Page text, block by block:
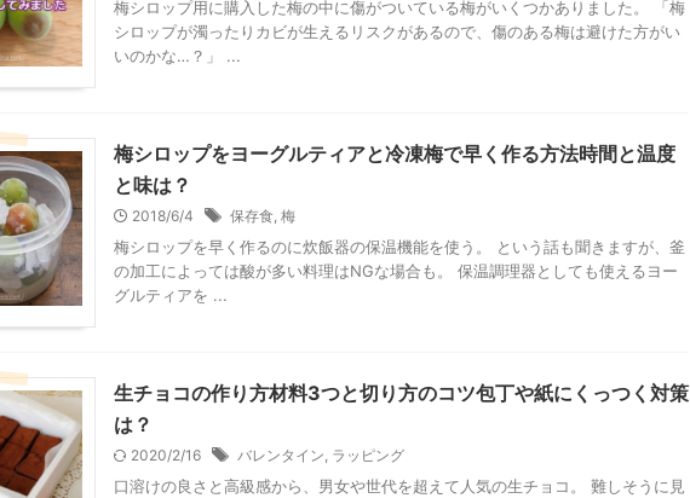
梅シロップ用に購入した梅の中に傷がついている梅がいくつかありました。 「梅
シロップが濁ったりカビが生えるリスクがあるので、傷のある梅は避けた方がい
いのかな…？」 ...
梅シロップをヨーグルティアと冷凍梅で早く作る方法時間と温度
と味は？
2018/6/4 保存食, 梅
梅シロップを早く作るのに炊飯器の保温機能を使う。 という話も聞きますが、釜
の加工によっては酸が多い料理はNGな場合も。 保温調理器としても使えるヨー
グルティアを ...
生チョコの作り方材料3つと切り方のコツ包丁や紙にくっつく対策
は？
2020/2/16 バレンタイン, ラッピング
口溶けの良さと高級感から、男女や世代を超えて人気の生チョコ。 難しそうに見